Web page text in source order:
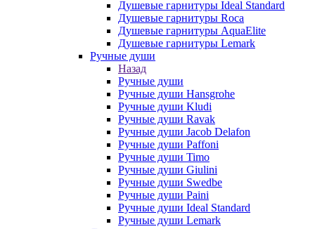
Душевые гарнитуры Ideal Standard
Душевые гарнитуры Roca
Душевые гарнитуры AquaElite
Душевые гарнитуры Lemark
Ручные души
Назад
Ручные души
Ручные души Hansgrohe
Ручные души Kludi
Ручные души Ravak
Ручные души Jacob Delafon
Ручные души Paffoni
Ручные души Timo
Ручные души Giulini
Ручные души Swedbe
Ручные души Paini
Ручные души Ideal Standard
Ручные души Lemark